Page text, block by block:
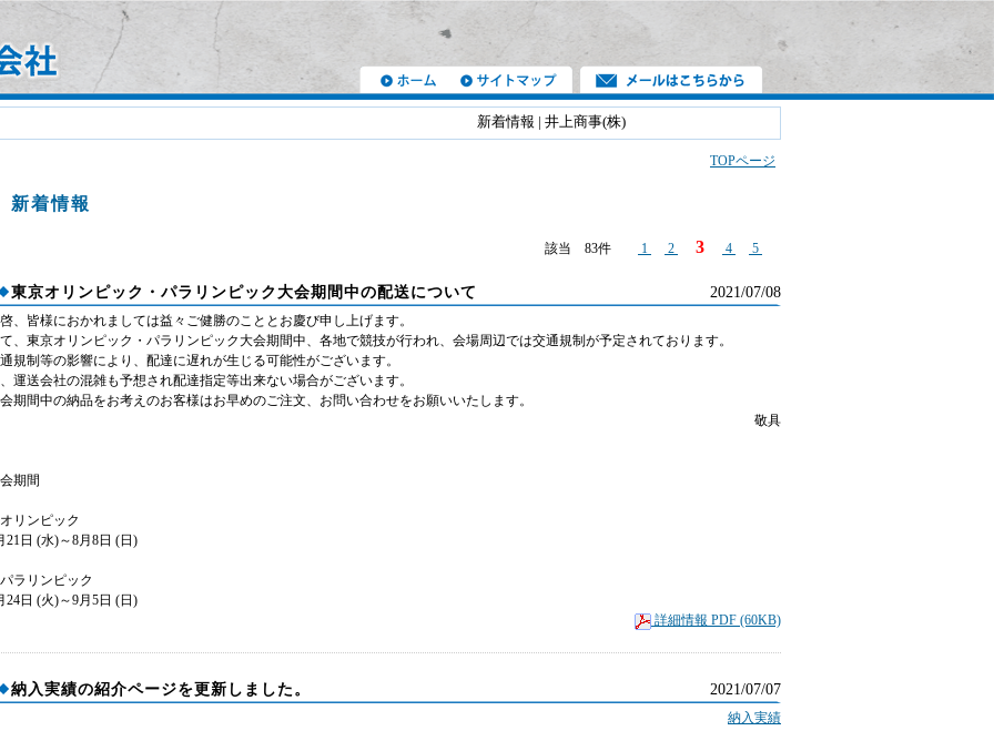
新着情報 | 井上商事(株)
TOPページ
新着情報
該当 83件 1 2 3 4 5
2021/07/08
東京オリンピック・パラリンピック大会期間中の配送について
、皆様におかれましては益々ご健勝のこととお慶び申し上げます。
、東京オリンピック・パラリンピック大会期間中、各地で競技が行われ、会場周辺では交通規制が予定されております。
規制等の影響により、配達に遅れが生じる可能性がございます。
運送会社の混雑も予想され配達指定等出来ない場合がございます。
期間中の納品をお考えのお客様はお早めのご注文、お問い合わせをお願いいたします。
敬具
期間
リンピック
21日 (水)～8月8日 (日)
ラリンピック
24日 (火)～9月5日 (日)
詳細情報 PDF (60KB)
2021/07/07
納入実績の紹介ページを更新しました。
納入実績